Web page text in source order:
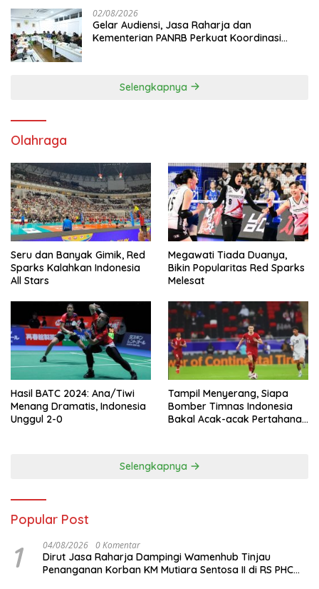
02/08/2026
Gelar Audiensi, Jasa Raharja dan
Kementerian PANRB Perkuat Koordinasi
Selengkapnya
Olahraga
Seru dan Banyak Gimik, Red
Sparks Kalahkan Indonesia
All Stars
Megawati Tiada Duanya,
Bikin Popularitas Red Sparks
Melesat
Hasil BATC 2024: Ana/Tiwi
Menang Dramatis, Indonesia
Unggul 2-0
Tampil Menyerang, Siapa
Bomber Timnas Indonesia
Bakal Acak-acak Pertahanan
Selengkapnya
Popular Post
1 04/08/2026 0 Komentar
Dirut Jasa Raharja Dampingi Wamenhub Tinjau
Penanganan Korban KM Mutiara Sentosa II di RS PHC